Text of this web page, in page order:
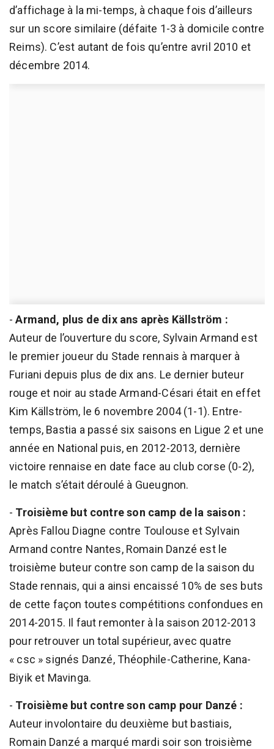
d’affichage à la mi-temps, à chaque fois d’ailleurs
sur un score similaire (défaite 1-3 à domicile contre
Reims). C’est autant de fois qu’entre avril 2010 et
décembre 2014.
-Armand, plus de dix ans après Källström :
Auteur de l’ouverture du score, Sylvain Armand est
le premier joueur du Stade rennais à marquer à
Furiani depuis plus de dix ans. Le dernier buteur
rouge et noir au stade Armand-Césari était en effet
Kim Källström, le 6 novembre 2004 (1-1). Entre-
temps, Bastia a passé six saisons en Ligue 2 et une
année en National puis, en 2012-2013, dernière
victoire rennaise en date face au club corse (0-2),
le match s’était déroulé à Gueugnon.
- Troisième but contre son camp de la saison :
Après Fallou Diagne contre Toulouse et Sylvain
Armand contre Nantes, Romain Danzé est le
troisième buteur contre son camp de la saison du
Stade rennais, qui a ainsi encaissé 10% de ses buts
de cette façon toutes compétitions confondues en
2014-2015. Il faut remonter à la saison 2012-2013
pour retrouver un total supérieur, avec quatre
« csc » signés Danzé, Théophile-Catherine, Kana-
Biyik et Mavinga.
- Troisième but contre son camp pour Danzé :
Auteur involontaire du deuxième but bastiais,
Romain Danzé a marqué mardi soir son troisième